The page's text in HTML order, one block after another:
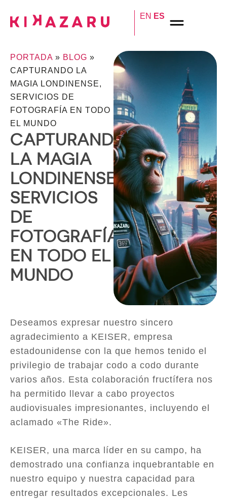
EN ES
PORTADA » BLOG »
CAPTURANDO LA
MAGIA LONDINENSE,
SERVICIOS DE
FOTOGRAFÍA EN TODO
EL MUNDO
CAPTURANDO
LA MAGIA
LONDINENSE,
SERVICIOS
DE
FOTOGRAFÍA
EN TODO EL
MUNDO
Deseamos expresar nuestro sincero
agradecimiento a KEISER, empresa
estadounidense con la que hemos tenido el
privilegio de trabajar codo a codo durante
varios años. Esta colaboración fructífera nos
ha permitido llevar a cabo proyectos
audiovisuales impresionantes, incluyendo el
aclamado «The Ride».
KEISER, una marca líder en su campo, ha
demostrado una confianza inquebrantable en
nuestro equipo y nuestra capacidad para
entregar resultados excepcionales. Les